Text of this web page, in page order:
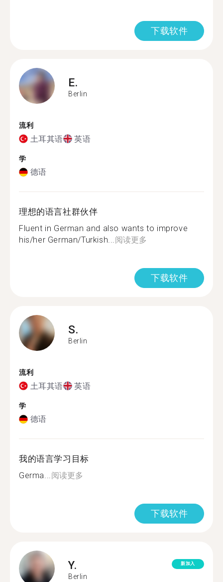
下载软件
E.
Berlin
流利
土耳其语 英语
学
德语
理想的语言社群伙伴
Fluent in German and also wants to improve
his/her German/Turkish...阅读更多
下载软件
S.
Berlin
流利
土耳其语 英语
学
德语
我的语言学习目标
Germa...阅读更多
下载软件
Y.
Berlin
新加入